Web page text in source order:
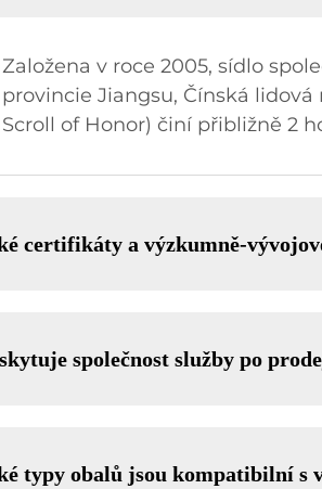
Založena v roce 2005, sídlo
provincie Jiangsu, Čínská
Scroll of Honor) činí přibližně 2
certifikáty a výzkumně-
společnost služby po
typy obalů jsou kompatibilní s